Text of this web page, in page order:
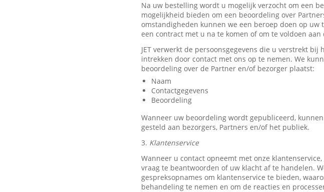
Na uw bestelling wordt u mogelijk verzocht om een
mogelijkheid bieden om een beoordeling over
omstandigheden kunnen we een beroep doen op
een contract met u na te komen of om te voldoen aan
JET verwerkt de persoonsgegevens die u verstrekt
intrekken door contact met ons op te nemen. We
beoordeling over de Partner en/of bezorger plaatst:
Naam
Contactgegevens
Beoordeling
Wanneer uw beoordeling wordt gepubliceerd,
gesteld aan bezorgers, Partners en/of het publiek.
3. Klantenservice
Wanneer u contact opneemt met onze
vraag te beantwoorden of uw klacht af te handelen.
gespreksopnames om klantenservice te bieden,
behandeling te nemen en om de reacties en